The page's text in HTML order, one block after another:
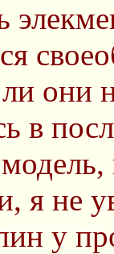
они
в
я не
у